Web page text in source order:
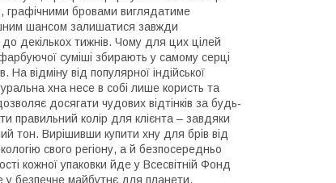
графічними бровами виглядатиме
шансом залишатися завжди
декількох тижнів. Чому для цих цілей
суміші збирають у самому серці
відміну від популярної індійської
хна несе в собі лише користь та
досягати чудових відтінків за будь-
правильний колір для клієнта – завдяки
тон. Вирішивши купити хну для брів від
свого регіону, а й безпосередньо
кожної упаковки йде у Всесвітній Фонд
у безпечне майбутнє для планети.